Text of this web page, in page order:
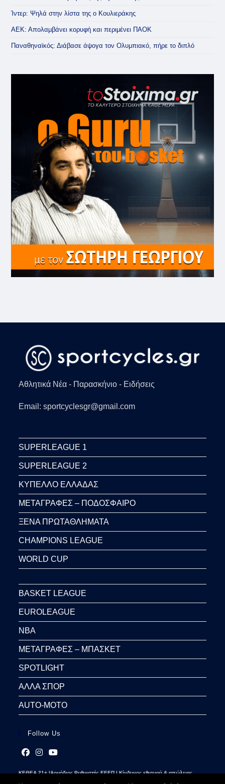
Ίντερ: Ψηλά στην λίστα της ο Κουλιεράκης
ΑΕΚ: Απολαμβάνει κορυφή και περιμένει ΠΑΟΚ
Παναθηναϊκός: Διάβασε άψογα τον Ολυμπιακό, πήρε το διπλό
Αθλητικά Νέα - Παρασκήνιο - Ειδήσεις
Email: sportcyclesgr@gmail.com
SUPERLEAGUE 1
SUPERLEAGUE 2
ΚΥΠΕΛΛΟ ΕΛΛΑΔΑΣ
ΜΕΤΑΓΡΑΦΕΣ – ΠΟΔΟΣΦΑΙΡΟ
ΞΕΝΑ ΠΡΩΤΑΘΛΗΜΑΤΑ
CHAMPIONS LEAGUE
WORLD CUP
BASKET LEAGUE
EUROLEAGUE
NBA
ΜΕΤΑΓΡΑΦΕΣ – ΜΠΑΣΚΕΤ
SPOTLIGHT
ΑΛΛΑ ΣΠΟΡ
AUTO-MOTO
Follow Us
in
in
in
ΚΕΘΕΑ 21+ |Αρμόδιος Ρυθμιστής ΕΕΕΠ | Κίνδυνος εθισμού & απώλειας